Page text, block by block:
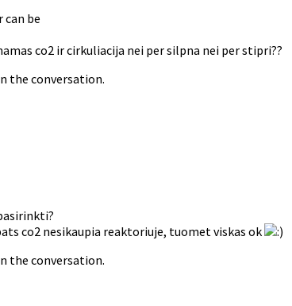
be
co2 ir cirkuliacija nei per silpna nei per stipri??
the conversation.
co2 nesikaupia reaktoriuje, tuomet viskas ok
the conversation.